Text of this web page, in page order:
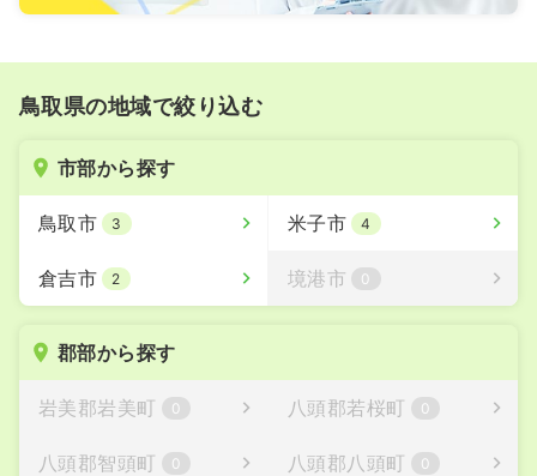
鳥取県の地域で絞り込む
市部から探す
鳥取市 3 米子市 4
倉吉市 2 境港市 0
郡部から探す
岩美郡岩美町 0 八頭郡若桜町 0
八頭郡智頭町 0 八頭郡八頭町 0